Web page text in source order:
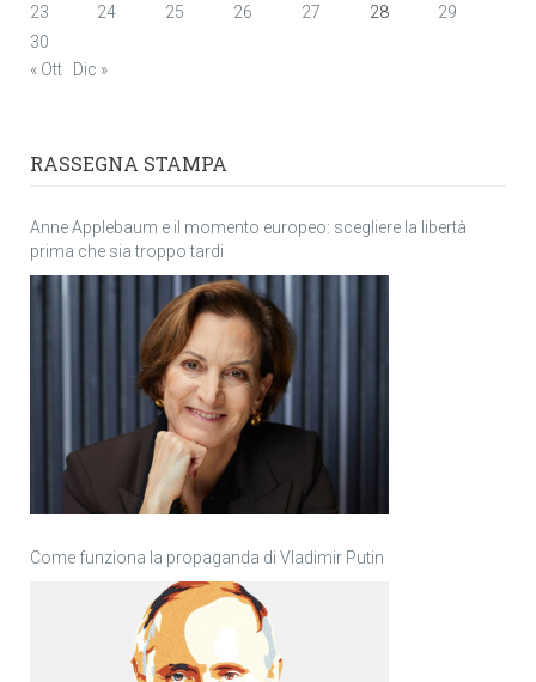
23
24 25 26 27 28
29
30
« Ott
Dic »
RASSEGNA STAMPA
Anne Applebaum e il momento europeo: scegliere la libertà
prima che sia troppo tardi
Come funziona la propaganda di Vladimir Putin